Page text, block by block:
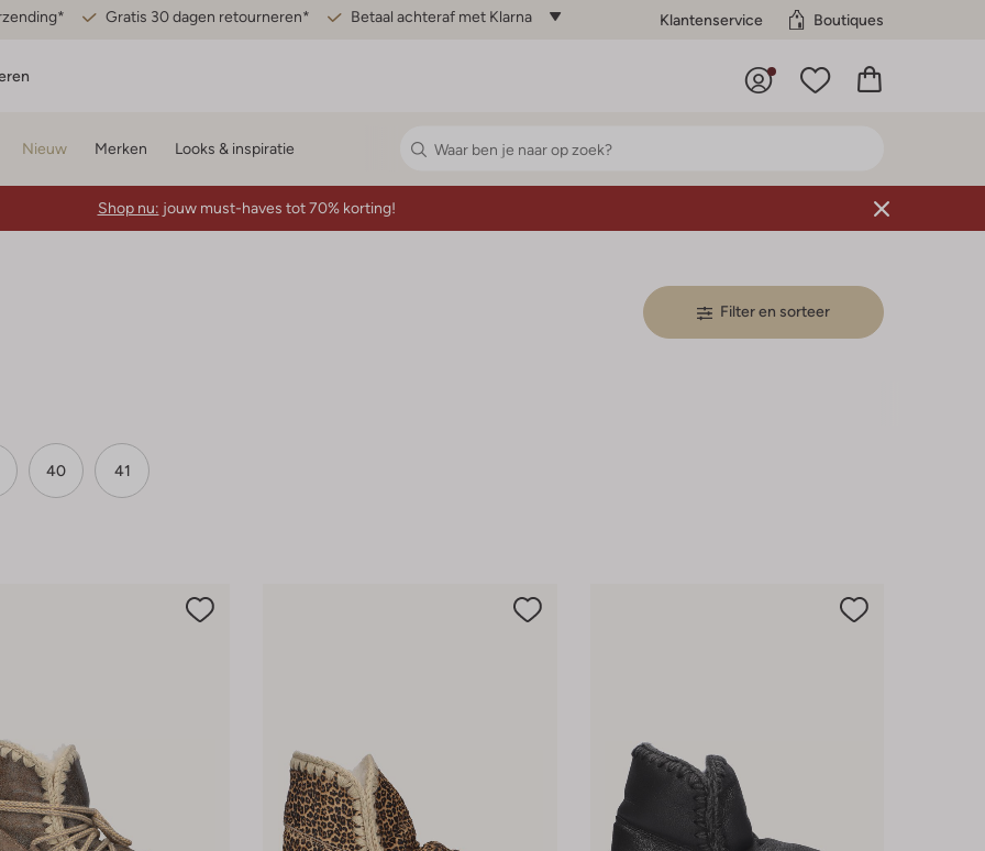
Gratis 30 dagen retourneren* Betaal achteraf met Klarna Klantenservice Boutiques
Nieuw Merken Looks & inspiratie
Shop nu: jouw must-haves tot 70% korting!
Filter en sorteer
40 41